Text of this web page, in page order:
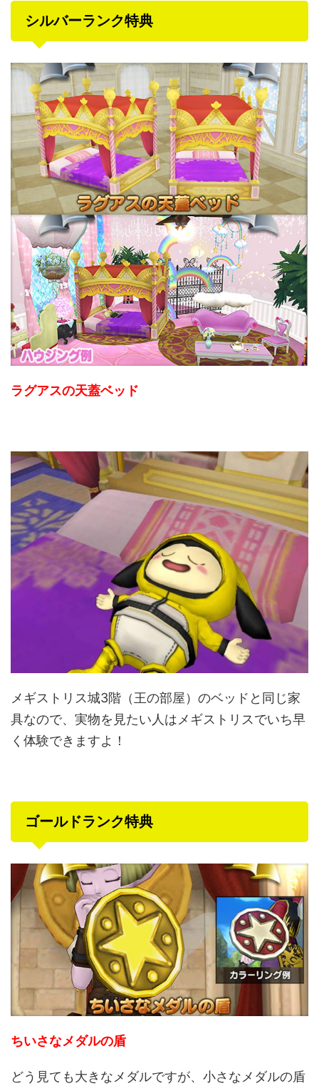
シルバーランク特典
ラグアスの天蓋ベッド
メギストリス城3階（王の部屋）のベッドと同じ家
具なので、実物を見たい人はメギストリスでいち早
く体験できますよ！
ゴールドランク特典
ちいさなメダルの盾
どう見ても大きなメダルですが、小さなメダルの盾